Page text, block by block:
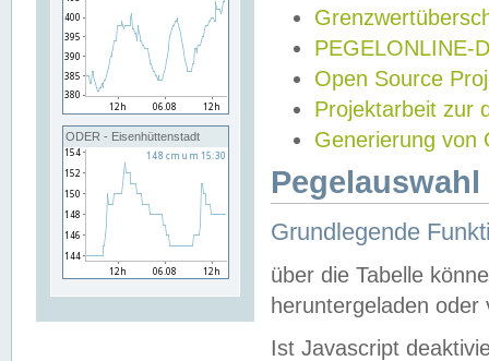
ODER - Eisenhüttenstadt
PEGELONLINE-
Open Source
Projektarbeit zur
Generierung von
Grundlegende
über die Tabelle
heruntergeladen oder
Ist Javascript